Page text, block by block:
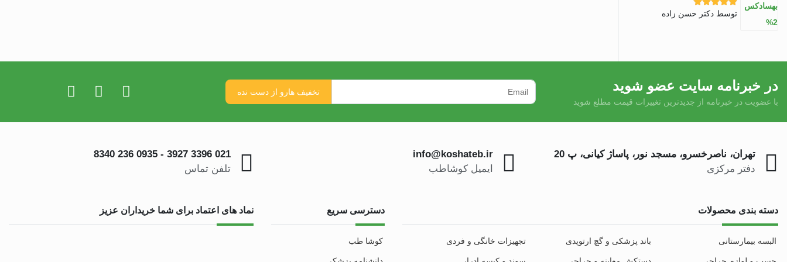
نمره5از 5
توسط دکتر حسن زاده
در خبرنامه سایت عضو شوید
با عضویت در خبرنامه از جدیدترین تغییرات قیمت مطلع شوید
تهران، ناصرخسرو، مسجد نور، پاساژ کیانی، پ 20
دفتر مرکزی
info@koshateb.ir
ایمیل کوشاطب
021 3396 3927
-
0935 236 8340
تلفن تماس
دسته بندی محصولات
البسه بیمارستانی باند پزشکی و گچ ارتوپدی تجهیزات خانگی و فردی
دسترسی سریع
کوشا طب
نماد های اعتماد برای شما خریداران عزیز